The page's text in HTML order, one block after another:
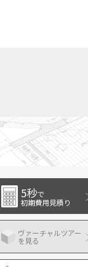
5秒で
初期費用見積り
ヴァーチャルツアー
を見る